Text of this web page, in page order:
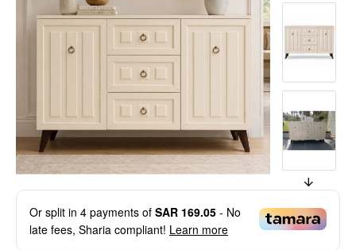
Or split in 4 payments of SAR 169.05 - No
late fees, Sharia compliant! Learn more